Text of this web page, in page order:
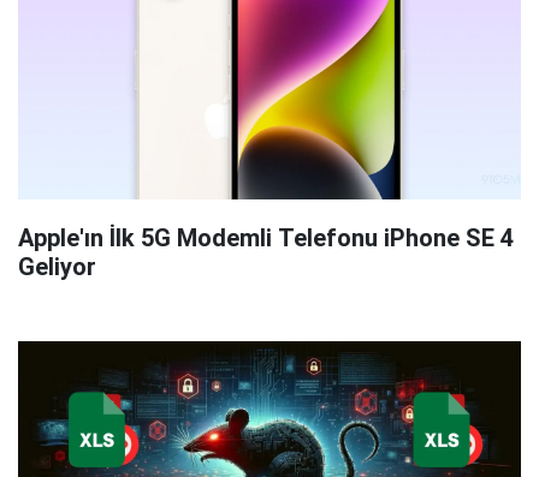
Apple'ın İlk 5G Modemli Telefonu iPhone SE 4
Geliyor